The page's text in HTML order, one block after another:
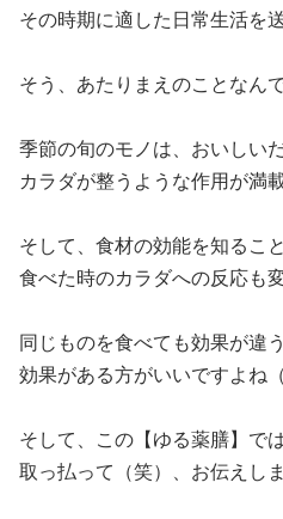
その時期に適した日常生活を
そう、あたりまえのことなん
季節の旬のモノは、おいしい
カラダが整うような作用が満載
そして、食材の効能を知ること
食べた時のカラダへの反応も
同じものを食べても効果が違
効果がある方がいいですよね（
そして、この【ゆる薬膳】で
取っ払って（笑）、お伝えしま